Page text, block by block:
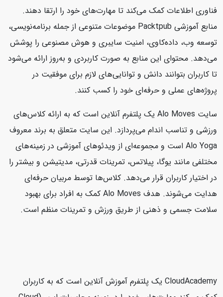
فناوری اطلاعات کمک می‌کند تا مهارت‌های خود را ارتقا دهند.
منابع آموزشی Packtpub موضوعات متنوعی از جمله برنامه‌نویسی،
توسعه وب، داده‌کاوی، امنیت سایبری و هوش مصنوعی را پوشش
می‌دهد. محتوای این منابع به صورت کاربردی و به‌روز ارائه می‌شود
تا کاربران بتوانند دانش و توانایی‌های لازم برای موفقیت در
پروژه‌های عملی و حرفه‌ای خود را کسب کنند.
سایت Alo Moves یک پلتفرم آنلاین است که به ارائه کلاس‌های
ورزشی و تناسب اندام می‌پردازد. این سایت متعلق به برند معروف
Alo Yoga است و مجموعه‌ای از ویدئوهای آموزشی در زمینه‌های
مختلفی مانند یوگا، پیلاتس، تمرینات قدرتی، مدیتیشن و بیشتر را
در اختیار کاربران قرار می‌دهد. کلاس‌ها توسط مربیان حرفه‌ای
هدایت می‌شوند. هدف Alo Moves کمک به افراد برای بهبود
سلامت جسمی و ذهنی از طریق ورزش و تمرینات منظم است.
CloudAcademy یک پلتفرم آموزش آنلاین است که به کاربران